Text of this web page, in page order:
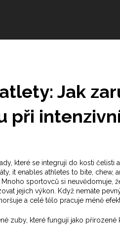
Jak
při
které se integrují do kosti čelisti
, it enables athletes to bite, chew,
Mnoho sportovců si neuvědomuje,
jejich výkon. Když nemáte
a celé tělo pracuje méně
zuby, které fungují jako přirozené